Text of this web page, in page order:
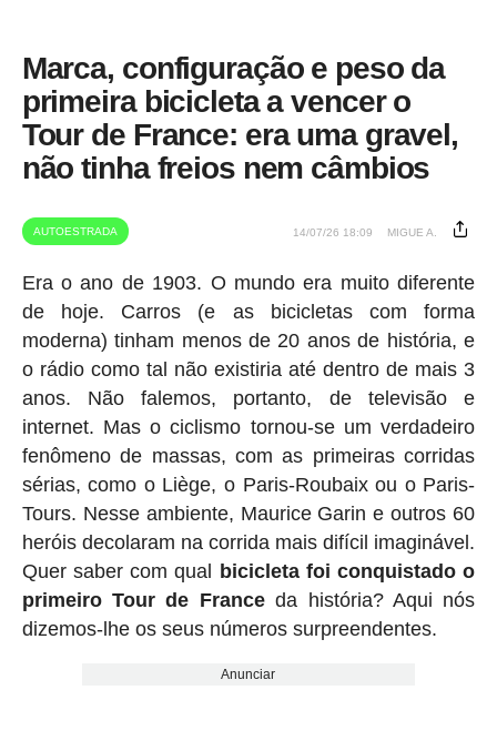
Marca, configuração e peso da
primeira bicicleta a vencer o
Tour de France: era uma gravel,
não tinha freios nem câmbios
AUTOESTRADA 14/07/26 18:09 MIGUE A.
Era o ano de 1903. O mundo era muito diferente
de hoje. Carros (e as bicicletas com forma
moderna) tinham menos de 20 anos de história, e
o rádio como tal não existiria até dentro de mais 3
anos. Não falemos, portanto, de televisão e
internet. Mas o ciclismo tornou-se um verdadeiro
fenômeno de massas, com as primeiras corridas
sérias, como o Liège, o Paris-Roubaix ou o Paris-
Tours. Nesse ambiente, Maurice Garin e outros 60
heróis decolaram na corrida mais difícil imaginável.
Quer saber com qual
bicicleta foi conquistado o
primeiro Tour de Franceda história? Aqui nós
dizemos-lhe os seus números surpreendentes.
Anunciar